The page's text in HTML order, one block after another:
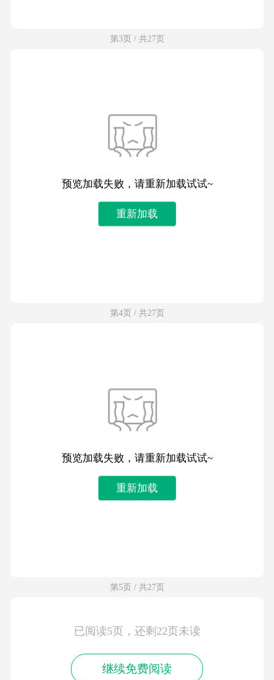
第3页 / 共27页
预览加载失败，请重新加载试试~
重新加载
第4页 / 共27页
预览加载失败，请重新加载试试~
重新加载
第5页 / 共27页
已阅读5页，还剩22页未读
继续免费阅读